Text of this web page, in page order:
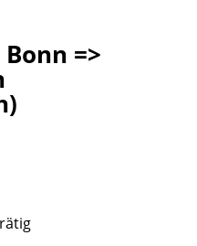
Bonn =>